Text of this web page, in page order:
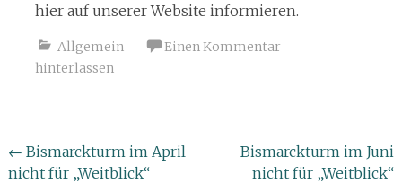
hier auf unserer Website informieren.
Allgemein
Einen Kommentar
hinterlassen
Beitragsnavigation
← Bismarckturm im April
nicht für „Weitblick“
Bismarckturm im Juni
nicht für „Weitblick“